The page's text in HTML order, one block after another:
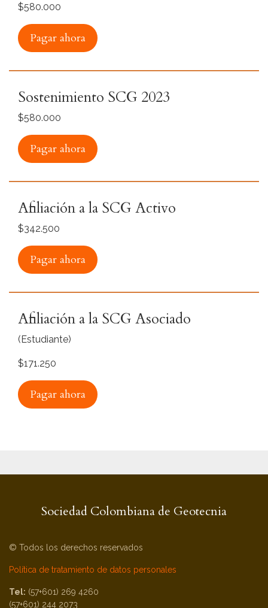
$580.000
Pagar ahora
Sostenimiento SCG 2023
$580.000
Pagar ahora
Afiliación a la SCG Activo
$342.500
Pagar ahora
Afiliación a la SCG Asociado
(Estudiante)
$171.250
Pagar ahora
Sociedad Colombiana de Geotecnia
© Todos los derechos reservados
Política de tratamiento de datos personales
Tel: (57+601) 269 4260
(57+601) 244 2073